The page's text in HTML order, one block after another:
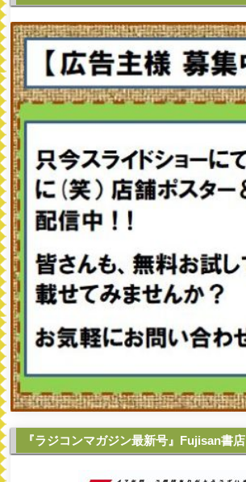
『ラジコンマガジン最新号』Fujisan書店